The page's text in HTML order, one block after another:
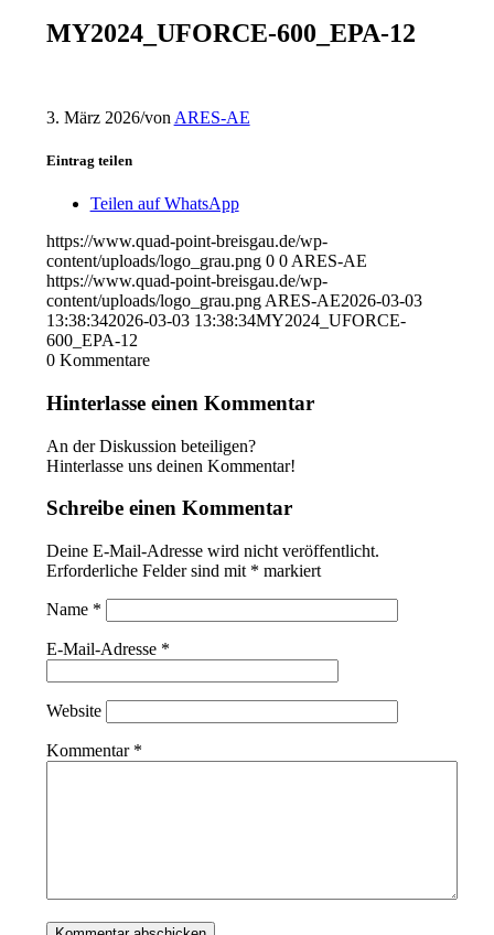
MY2024_UFORCE-600_EPA-12
3. März 2026/von ARES-AE
Eintrag teilen
Teilen auf WhatsApp
https://www.quad-point-breisgau.de/wp-
content/uploads/logo_grau.png 0 0 ARES-AE
https://www.quad-point-breisgau.de/wp-
content/uploads/logo_grau.png ARES-AE2026-03-03
13:38:342026-03-03 13:38:34MY2024_UFORCE-
600_EPA-12
0 Kommentare
Hinterlasse einen Kommentar
An der Diskussion beteiligen?
Hinterlasse uns deinen Kommentar!
Schreibe einen Kommentar
Deine E-Mail-Adresse wird nicht veröffentlicht.
Erforderliche Felder sind mit * markiert
Name *
E-Mail-Adresse *
Website
Kommentar *